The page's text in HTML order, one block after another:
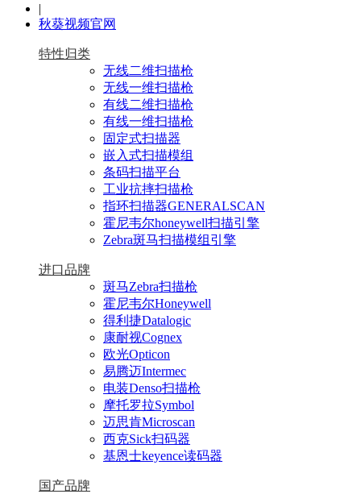
|
秋葵视频官网
特性归类
无线二维扫描枪
无线一维扫描枪
有线二维扫描枪
有线一维扫描枪
固定式扫描器
嵌入式扫描模组
条码扫描平台
工业抗摔扫描枪
指环扫描器GENERALSCAN
霍尼韦尔honeywell扫描引擎
Zebra斑马扫描模组引擎
进口品牌
斑马Zebra扫描枪
霍尼韦尔Honeywell
得利捷Datalogic
康耐视Cognex
欧光Opticon
易腾迈Intermec
电装Denso扫描枪
摩托罗拉Symbol
迈思肯Microscan
西克Sick扫码器
基恩士keyence读码器
国产品牌